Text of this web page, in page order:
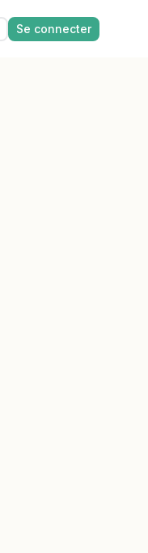
Se connecter